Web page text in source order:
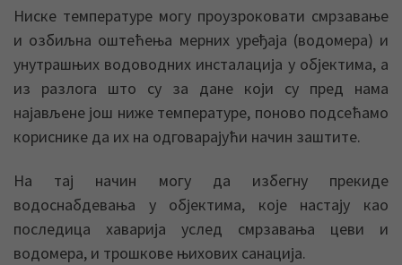
Ниске температуре могу проузроковати смрзавањe
и озбиљна оштећења мерних уређаја (водомера) и
унутрашњих водоводних инсталација у објектима, а
из разлога што су за дане који су пред нама
најављене још ниже температуре, поново подсећамо
кориснике да их на одговарајући начин заштите.
На тај начин могу да избегну прекиде
водоснабдевањa у објектима, које настају као
последица хаварија услед смрзавања цеви и
водомера, и трошкове њихових санација.